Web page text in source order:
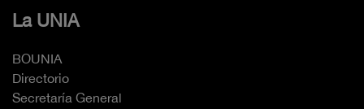
La UNIA
BOUNIA
Directorio
Secretaría General